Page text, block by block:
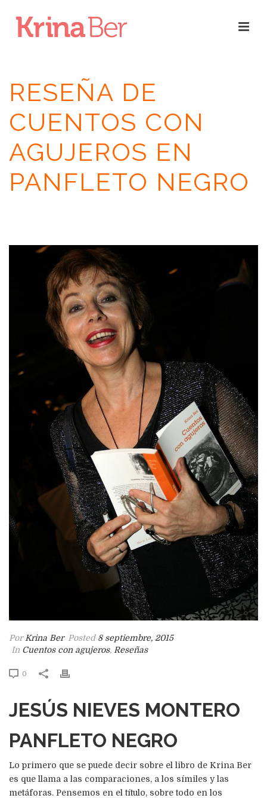
RESEÑA DE
CUENTOS CON
AGUJEROS EN
PANFLETO NEGRO
Por Krina Ber Posted 8 septiembre, 2015
In Cuentos con agujeros, Reseñas
0
JESÚS NIEVES MONTERO
PANFLETO NEGRO
Lo primero que se puede decir sobre el libro de Krina Ber
es que llama a las comparaciones, a los símiles y las
metáforas. Pensemos en el título, sobre todo en los